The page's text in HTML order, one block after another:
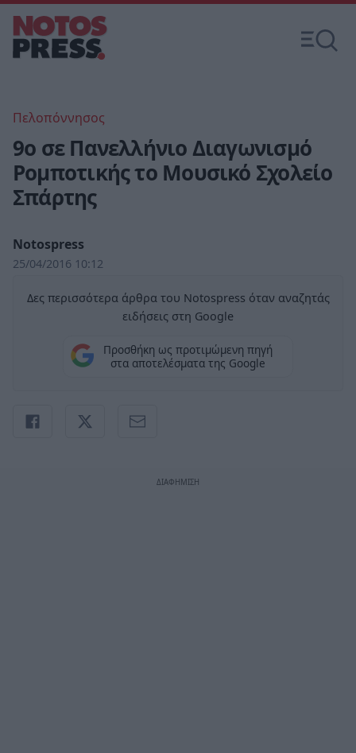
Πελοπόννησος
9ο σε Πανελλήνιο Διαγωνισμό
Ρομποτικής το Μουσικό Σχολείο
Σπάρτης
Notospress
25/04/2016 10:12
Δες περισσότερα άρθρα του Notospress όταν αναζητάς
ειδήσεις στη Google
Προσθήκη ως προτιμώμενη πηγή
στα αποτελέσματα της Google